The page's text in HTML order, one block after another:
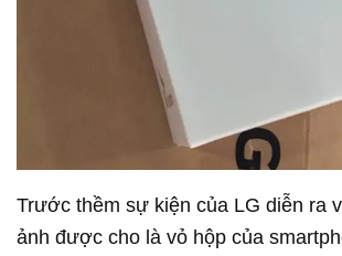
Trước thềm sự kiện của LG diễn ra
ảnh được cho là vỏ hộp của